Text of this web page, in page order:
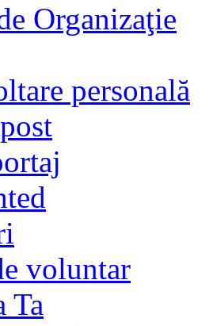
Organizaţie
personală
voluntar
Ta